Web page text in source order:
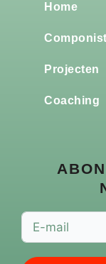
Home
Projecten
Coaching